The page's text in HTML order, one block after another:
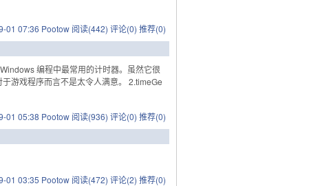
01 07:36 Pootow 阅读(442) 评论(0) 推荐(0)
编程中最常用的计时器。虽然它很
游戏程序而言不是太令人满意。 2.timeGe
01 05:38 Pootow 阅读(936) 评论(0) 推荐(0)
01 03:35 Pootow 阅读(472) 评论(2) 推荐(0)